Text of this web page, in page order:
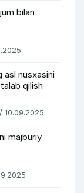
bilan
asl nusxasini
qilish
10.09.2025
majburiy